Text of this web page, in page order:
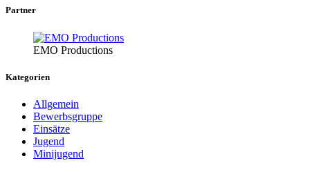
Partner
EMO Productions
Kategorien
Allgemein
Bewerbsgruppe
Einsätze
Jugend
Minijugend